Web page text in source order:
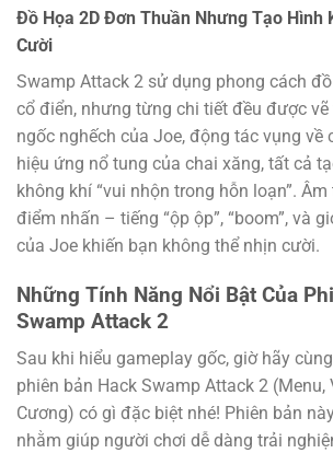
Đồ Họa 2D Đơn Thuần Nhưng Tạo Hình
Cười
Swamp Attack 2 sử dụng phong cách
cổ điển, nhưng từng chi tiết đều được
ngốc nghếch của Joe, động tác vụng về
hiệu ứng nổ tung của chai xăng, tất cả
không khí “vui nhộn trong hỗn loạn”.
điểm nhấn – tiếng “ộp ộp”, “boom”, và
của Joe khiến bạn không thể nhịn cười.
Những Tính Năng Nổi Bật Của
Swamp Attack 2
Sau khi hiểu gameplay gốc, giờ hãy
phiên bản Hack Swamp Attack 2 (Menu,
Cương) có gì đặc biệt nhé! Phiên bản
nhằm giúp người chơi dễ dàng trải